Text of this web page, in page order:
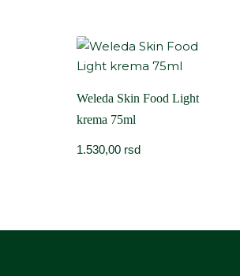
Weleda Skin Food Light
krema 75ml
1.530,00 rsd